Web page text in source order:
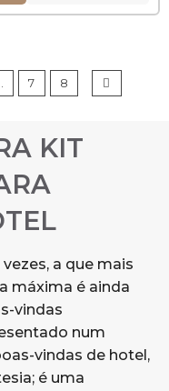
7 8
KIT
a que mais
máxima é ainda
vindas
num
vindas de hotel,
é uma